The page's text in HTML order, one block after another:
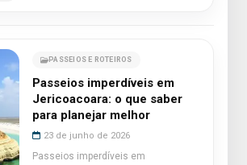
PASSEIOS E ROTEIROS
Passeios imperdíveis em
Jericoacoara: o que saber
para planejar melhor
23 de junho de 2026
Passeios imperdíveis em